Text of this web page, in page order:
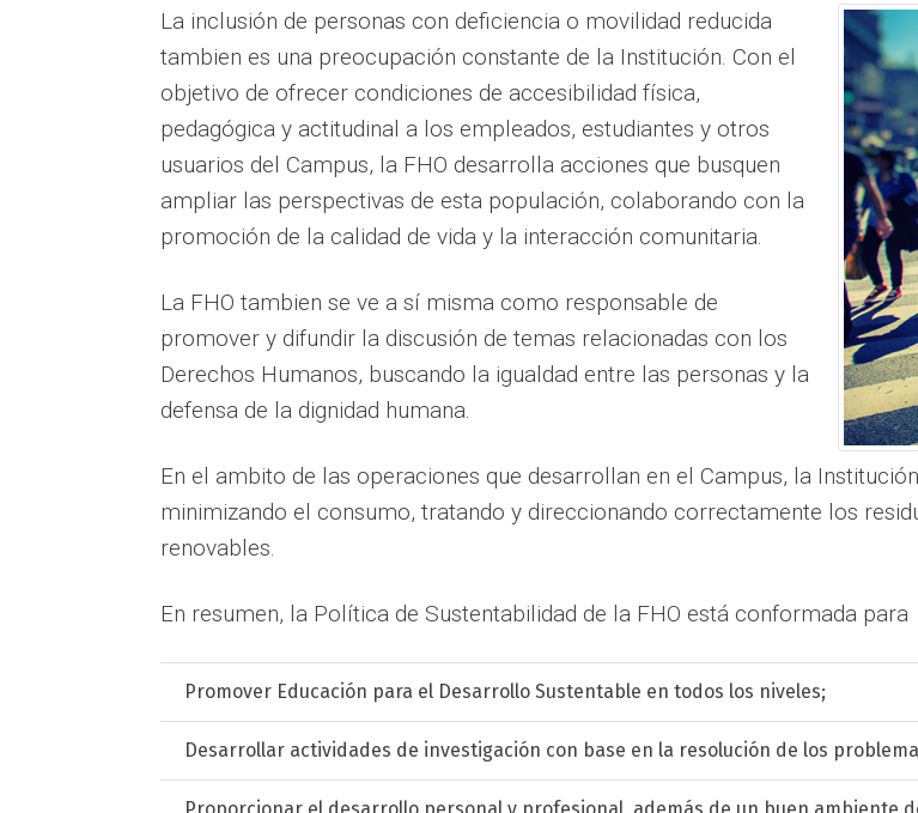
La inclusión de personas con deficiencia o movilidad reducida
tambien es una preocupación constante de la Institución. Con el
objetivo de ofrecer condiciones de accesibilidad física,
pedagógica y actitudinal a los empleados, estudiantes y otros
usuarios del Campus, la FHO desarrolla acciones que busquen
ampliar las perspectivas de esta populación, colaborando con la
promoción de la calidad de vida y la interacción comunitaria.
La FHO tambien se ve a sí misma como responsable de
promover y difundir la discusión de temas relacionadas con los
Derechos Humanos, buscando la igualdad entre las personas y la
defensa de la dignidad humana.
En el ambito de las operaciones que desarrollan en el Campus, la
minimizando el consumo, tratando y direccionando correctamente los
renovables.
En resumen, la Política de Sustentabilidad de la FHO está conformada para
Promover Educación para el Desarrollo Sustentable en todos los niveles;
Desarrollar actividades de investigación con base en la resolución de los